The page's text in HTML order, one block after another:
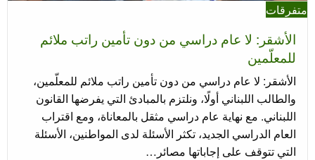
متفرقات
الأشقر: لا عام دراسي من دون تأمين راتب ملائم
للمعلّمين
الأشقر: لا عام دراسي من دون تأمين راتب ملائم للمعلّمين،
والطالب اللبناني أولًا، ونلتزم بالمبادئ التي يفرضها القانون
اللبناني. مع نهاية عام دراسي مثقل بالمعاناة، ومع اقتراب
العام الدراسي الجديد، تكثر الأسئلة لدى المواطنين، الأسئلة
التي تتوقف على إجاباتها مصائر…